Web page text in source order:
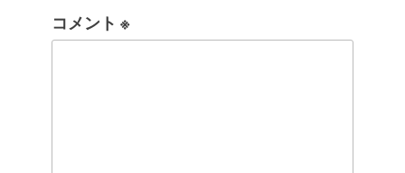
コメント ※